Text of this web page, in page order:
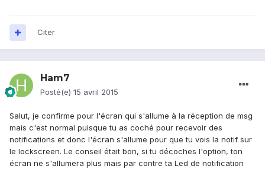
Citer
Ham7
Posté(e) 15 avril 2015
Salut, je confirme pour l'écran qui s'allume à la réception de msg
mais c'est normal puisque tu as coché pour recevoir des
notifications et donc l'écran s'allume pour que tu vois la notif sur
le lockscreen. Le conseil était bon, si tu décoches l'option, ton
écran ne s'allumera plus mais par contre ta Led de notification